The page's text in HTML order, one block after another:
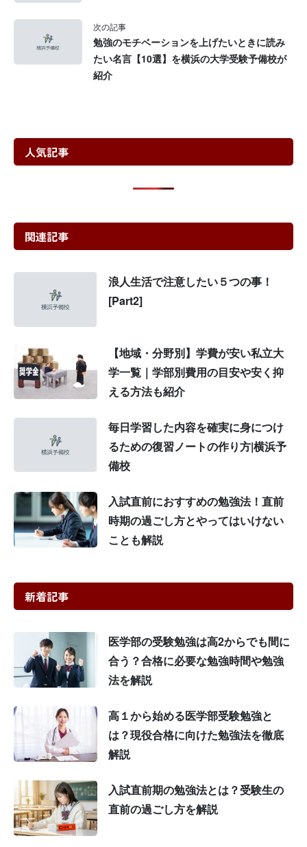
次の記事
勉強のモチベーションを上げたいときに読み
たい名言【10選】を横浜の大学受験予備校が
紹介
人気記事
関連記事
浪人生活で注意したい５つの事！
[Part2]
【地域・分野別】学費が安い私立大
学一覧｜学部別費用の目安や安く抑
える方法も紹介
毎日学習した内容を確実に身につけ
るための復習ノートの作り方|横浜予
備校
入試直前におすすめの勉強法！直前
時期の過ごし方とやってはいけない
ことも解説
新着記事
医学部の受験勉強は高2からでも間に
合う？合格に必要な勉強時間や勉強
法を解説
高１から始める医学部受験勉強と
は？現役合格に向けた勉強法を徹底
解説
入試直前期の勉強法とは？受験生の
直前の過ごし方を解説